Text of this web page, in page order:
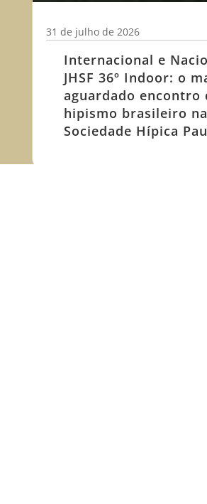
Internacional e
JHSF 36º Indoor: o
aguardado encontro
hipismo brasileiro na
Sociedade Hípica
31 de julho de 2026